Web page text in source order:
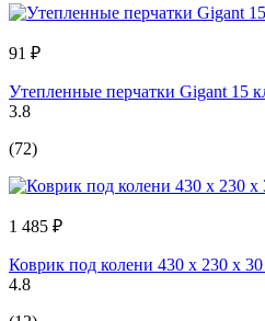
91 ₽
Утепленные перчатки Gigant 15
3.8
(72)
1 485 ₽
Коврик под колени 430 x 230 x
4.8